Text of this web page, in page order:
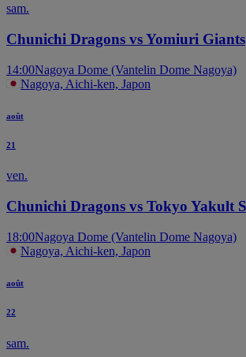
sam.
Chunichi Dragons vs Yomiuri Giants
14:00Nagoya Dome (Vantelin Dome Nagoya)
Nagoya, Aichi-ken, Japon
août
21
ven.
Chunichi Dragons vs Tokyo Yakult
18:00Nagoya Dome (Vantelin Dome Nagoya)
Nagoya, Aichi-ken, Japon
août
22
sam.